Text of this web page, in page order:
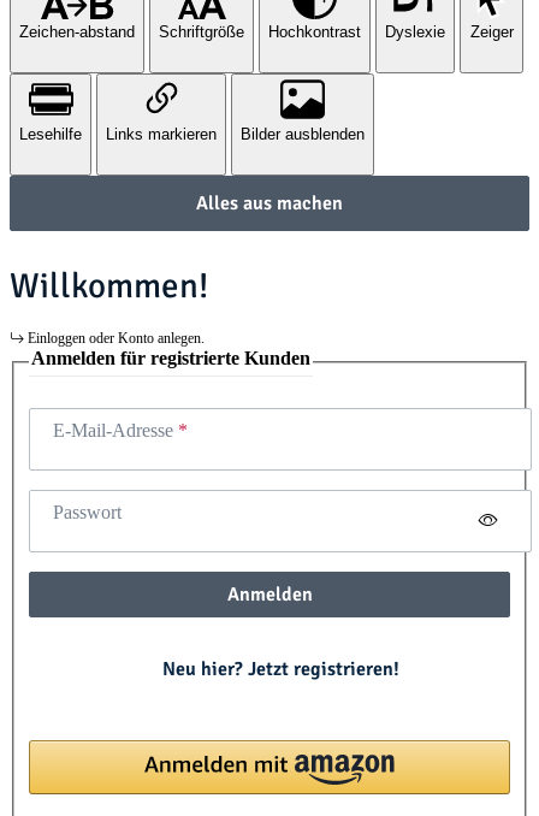
Zeichen-abstand Schriftgröße Hochkontrast Dyslexie Zeiger
Lesehilfe Links markieren Bilder ausblenden
Alles aus machen
Willkommen!
Einloggen oder Konto anlegen.
Anmelden für registrierte Kunden
E-Mail-Adresse
Passwort
Anmelden
Neu hier? Jetzt registrieren!